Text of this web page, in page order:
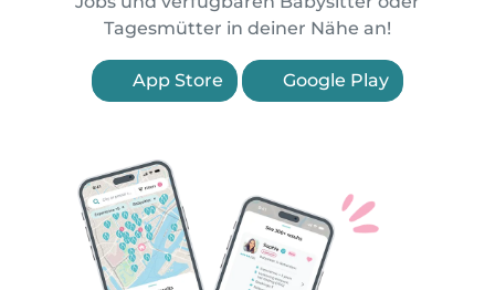
Tagesmütter in deiner Nähe an!
App Store Google Play